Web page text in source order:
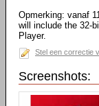
Opmerking: vanaf
will include the 32-
Player.
Stel een correctie
Screenshots: